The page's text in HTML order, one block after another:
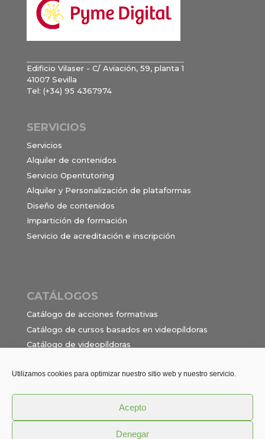
Utilizamos cookies para optimizar nuestro sitio web y nuestro servicio.
Acepto
Denegar
Edificio Vilaser - C/ Aviación, 59, planta 1
41007 Sevilla
Tel: (+34) 95 4367974
SERVICIOS
Servicios
Alquiler de contenidos
Servicio Opentutoring
Alquiler y Personalización de plataformas
Diseño de contenidos
Impartición de formación
Servicio de acreditación e inscripción
CATÁLOGOS
Catálogo de acciones formativas
Catálogo de cursos basados en videopíldoras
Catálogo de videopíldoras
formación en alternancia
Política de privacidad
Términos y Condiciones
Aviso Legal
Cookies